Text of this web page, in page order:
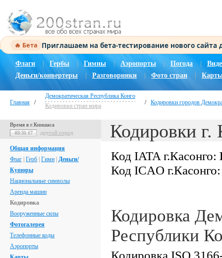
🔥 Бета Приглашаем на бета-тестирование нового
Флаги Гербы Гимны | Аэропорты Погода |
Деньги/конвертеры
Разговорники Фото стран
Главная /
Демократическая Республика Конго
Кодировки стран мира
/ Кодировки городов
Время в г.Киншаса
03:31:17 другой город
Общая информация
Флаг Герб Гимн Деньги/
Купюры
Национальные символы
Аренда машин
Кодировка
Вооруженные силы
Фотогалерея
Телефонные коды
Аэропорты
Кодировки г.
Код IATA г.Касонго:
Код ICAO
Кодировка
Республики
Кодировка ISO